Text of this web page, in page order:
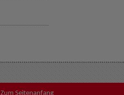
Zum Seitenanfang